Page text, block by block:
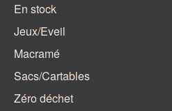
En stock
Jeux/Eveil
Macramé
Sacs/Cartables
Zéro déchet